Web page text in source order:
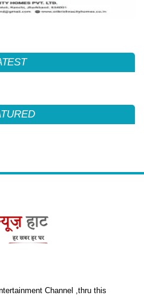
Channel ,thru this